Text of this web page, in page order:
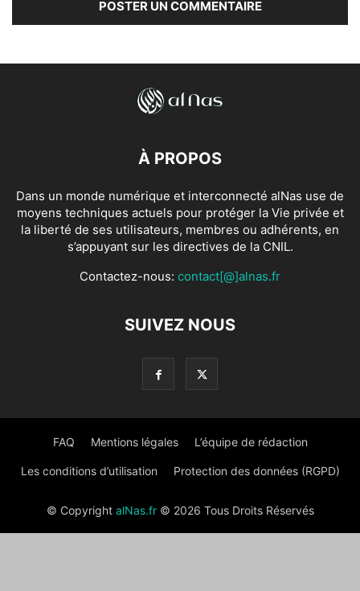
À PROPOS
Dans un monde numérique et interconnecté alNas use de
moyens techniques actuels pour protéger la Vie privée et
la liberté de ses utilisateurs, membres ou adhérents, en
s’appuyant sur les directives de la CNIL.
Contactez-nous: contact[@]alnas.fr
SUIVEZ NOUS
FAQ Mentions légales L’équipe de rédaction
Les conditions d’utilisation Protection des données (RGPD)
© Copyright alNas.fr© 2026 Tous Droits Réservés